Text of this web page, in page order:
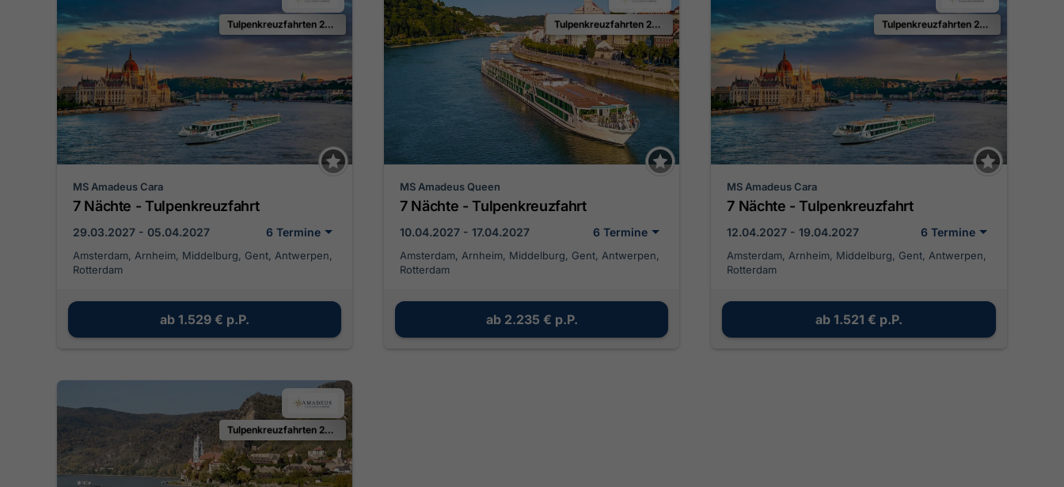
Tulpenkreuzfahrten 2027
MS Amadeus Cara
7 Nächte - Tulpenkreuzfahrt
29.03.2027 - 05.04.2027 6 Termine
Amsterdam, Arnheim, Middelburg, Gent, Antwerpen,
Rotterdam
ab1.529 € p.P.
Tulpenkreuzfahrten 2027
MS Amadeus Queen
7 Nächte - Tulpenkreuzfahrt
10.04.2027 - 17.04.2027 6 Termine
Amsterdam, Arnheim, Middelburg, Gent, Antwerpen,
Rotterdam
ab 2.235 € p.P.
Tulpenkreuzfahrten 2027
MS Amadeus Cara
7 Nächte - Tulpenkreuzfahrt
12.04.2027 - 19.04.2027 6 Termine
Amsterdam, Arnheim, Middelburg, Gent, Antwerpen,
Rotterdam
ab 1.521 € p.P.
Tulpenkreuzfahrten 2027